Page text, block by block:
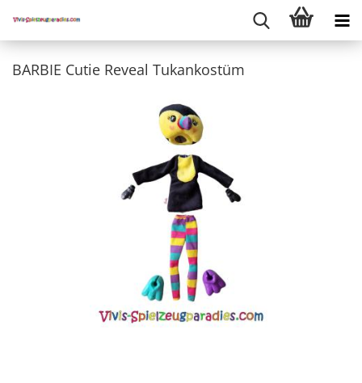
BARBIE Cutie Reveal Tukankostüm